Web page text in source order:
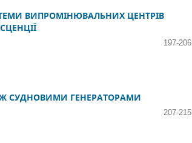
ВИПРОМІНЮВАЛЬНИХ ЦЕНТРІВ
197-206
СУДНОВИМИ ГЕНЕРАТОРАМИ
207-215